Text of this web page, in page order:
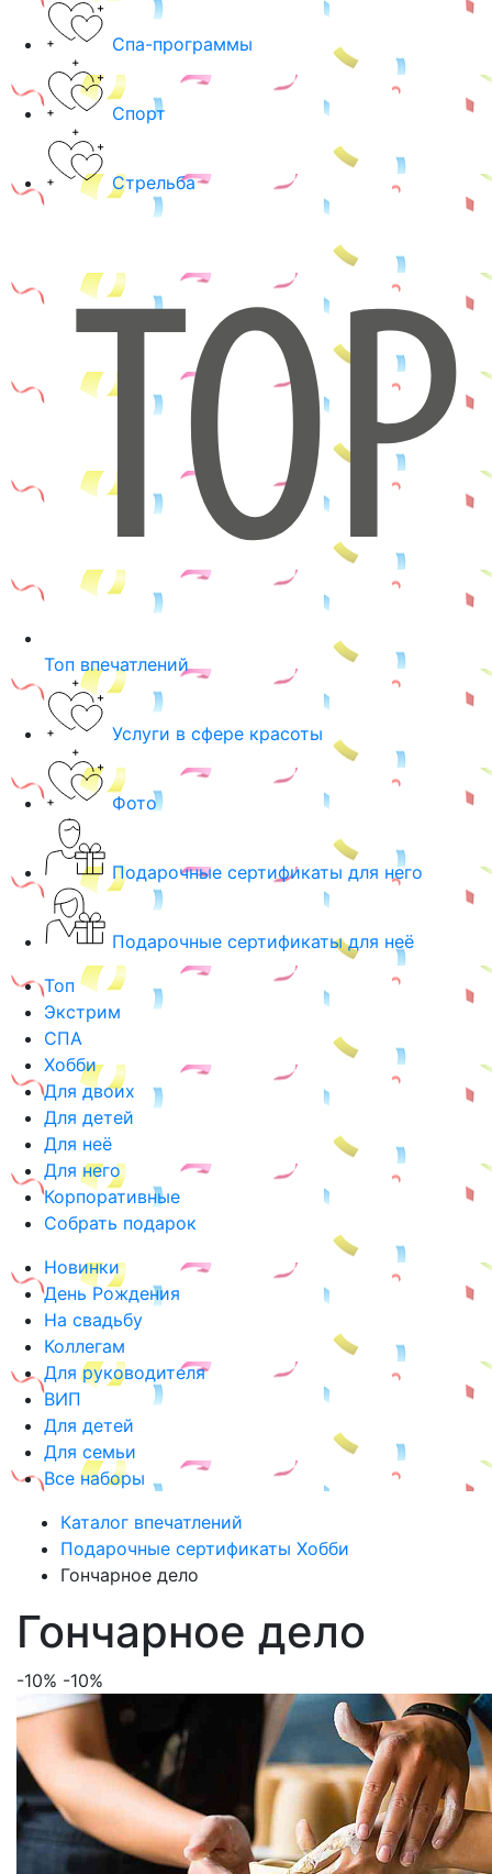
Спа-программы
Спорт
Стрельба
Топ впечатлений
Услуги в сфере красоты
Фото
Подарочные сертификаты для него
Подарочные сертификаты для неё
Топ
Экстрим
СПА
Хобби
Для двоих
Для детей
Для неё
Для него
Корпоративные
Собрать подарок
Новинки
День Рождения
На свадьбу
Коллегам
Для руководителя
ВИП
Для детей
Для семьи
Все наборы
Каталог впечатлений
Подарочные сертификаты Хобби
Гончарное дело
Гончарное дело
-10% -10%